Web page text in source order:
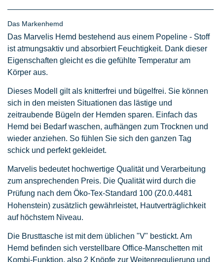
Das Markenhemd
Das Marvelis Hemd bestehend aus einem Popeline - Stoff
ist atmungsaktiv und absorbiert Feuchtigkeit. Dank dieser
Eigenschaften gleicht es die gefühlte Temperatur am
Körper aus.
Dieses Modell gilt als knitterfrei und bügelfrei. Sie können
sich in den meisten Situationen das lästige und
zeitraubende Bügeln der Hemden sparen. Einfach das
Hemd bei Bedarf waschen, aufhängen zum Trocknen und
wieder anziehen. So fühlen Sie sich den ganzen Tag
schick und perfekt gekleidet.
Marvelis bedeutet hochwertige Qualität und Verarbeitung
zum ansprechenden Preis. Die Qualität wird durch die
Prüfung nach dem Öko-Tex-Standard 100 (Z0.0.4481
Hohenstein) zusätzlich gewährleistet, Hautverträglichkeit
auf höchstem Niveau.
Die Brusttasche ist mit dem üblichen "V" bestickt. Am
Hemd befinden sich verstellbare Office-Manschetten mit
Kombi-Funktion, also 2 Knöpfe zur Weitenregulierung und